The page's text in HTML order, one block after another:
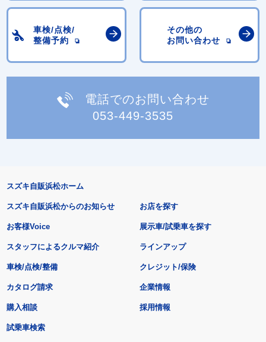
車検/点検/
整備予約
その他の
お問い合わせ
電話でのお問い合わせ
053-449-3535
スズキ自販浜松ホーム
スズキ自販浜松からのお知らせ
お客様Voice
スタッフによるクルマ紹介
お店を探す
展示車/試乗車を探す
ラインアップ
車検/点検/整備 クレジット/保険
カタログ請求
購入相談
試乗車検索
企業情報
採用情報